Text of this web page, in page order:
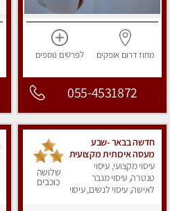
מחוז דרום אופקים לפרטים נוספים
055-4531872
חדשה בבאר -שבע
מעסה איכותית מקצועית
ומפנקת
עיסוי מקצועי, עיסוי
טנטרה, עיסוי מגבר
לאישה, עיסוי לנשים, עיסוי
שלושה
כוכבים